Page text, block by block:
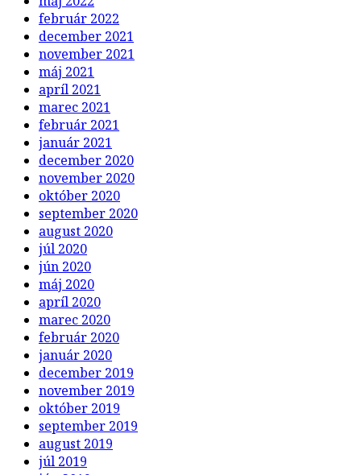
február 2022
december 2021
november 2021
máj 2021
apríl 2021
marec 2021
február 2021
január 2021
december 2020
november 2020
október 2020
september 2020
august 2020
júl 2020
jún 2020
máj 2020
apríl 2020
marec 2020
február 2020
január 2020
december 2019
november 2019
október 2019
september 2019
august 2019
júl 2019